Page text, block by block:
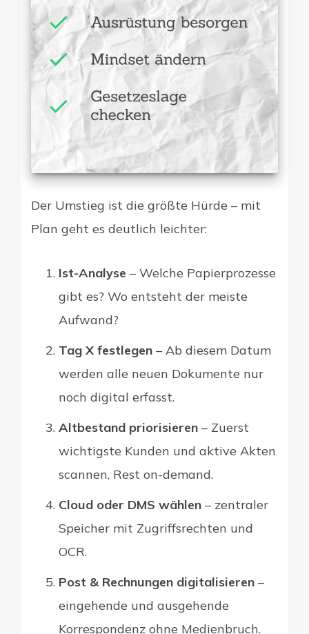
Der Umstieg ist die größte Hürde – mit
Plan geht es deutlich leichter:
Ist-Analyse – Welche Papierprozesse
gibt es? Wo entsteht der meiste
Aufwand?
Tag X festlegen – Ab diesem Datum
werden alle neuen Dokumente nur
noch digital erfasst.
Altbestand priorisieren – Zuerst
wichtigste Kunden und aktive Akten
scannen, Rest on-demand.
Cloud oder DMS wählen – zentraler
Speicher mit Zugriffsrechten und
OCR.
Post & Rechnungen digitalisieren –
eingehende und ausgehende
Korrespondenz ohne Medienbruch.